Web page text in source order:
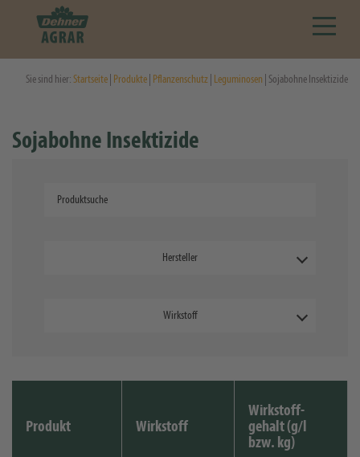
Sie sind hier:Startseite Produkte Pflanzenschutz Leguminosen | Sojabohne Insektizide
Sojabohne Insektizide
Hersteller
Wirkstoff
Produkt Wirkstoff
Wirkstoff-
gehalt (g/l
bzw. kg)